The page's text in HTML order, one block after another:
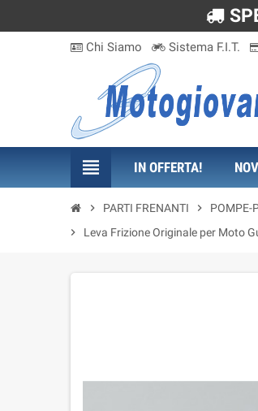
Chi Siamo Sistema F.I.T.
view_headline IN OFFERTA!
chevron_right PARTI FRENANTI chevron_right
POMPE-
chevron_right
Leva Frizione Originale per Moto